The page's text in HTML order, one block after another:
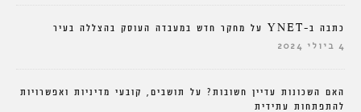
כתבה ב-YNET על מחקר חדש במעבדה העוסק בהצללה בעיר
4 ביולי 2024
האם השכונות עדיין חשובות? על תושבים, קובעי מדיניות ואפשרויות
להתפתחות עתידית